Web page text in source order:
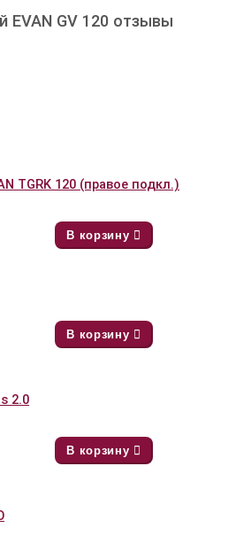
EVAN GV 120 отзывы
TGRK 120 (правое подкл.)
В корзину
В корзину
2.0
В корзину